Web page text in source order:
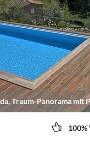
Traum-Panorama mit